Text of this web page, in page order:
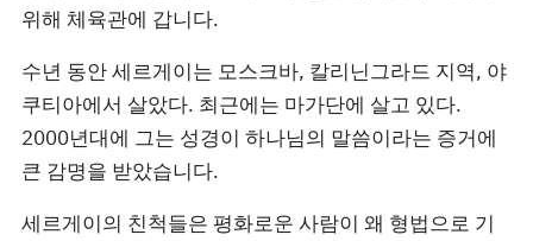
위해 체육관에 갑니다.
수년 동안 세르게이는 모스크바, 칼리닌그라드 지역, 야
쿠티아에서 살았다. 최근에는 마가단에 살고 있다.
2000년대에 그는 성경이 하나님의 말씀이라는 증거에
큰 감명을 받았습니다.
세르게이의 친척들은 평화로운 사람이 왜 형법으로 기